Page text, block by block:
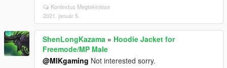
Kontextus Megtekintése
2021. január 5.
ShenLongKazama » Hoodie Jacket for
Freemode/MP Male
@MIKgaming Not interested sorry.